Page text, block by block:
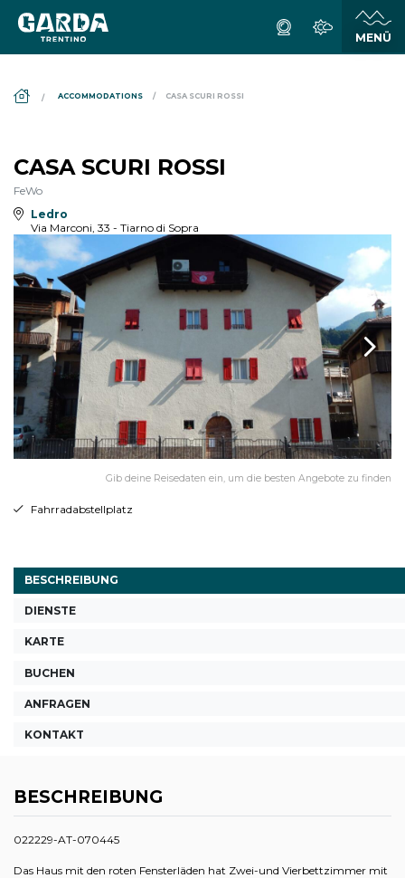
ACCOMMODATIONS CASA SCURI ROSSI
CASA SCURI ROSSI
FeWo
Ledro
Via Marconi, 33 - Tiarno di Sopra
Gib deine Reisedaten ein, um die besten Angebote zu finden
Fahrradabstellplatz
BESCHREIBUNG
DIENSTE
KARTE
BUCHEN
ANFRAGEN
KONTAKT
BESCHREIBUNG
022229-AT-070445
Das Haus mit den roten Fensterläden hat Zwei-und Vierbettzimmer mit